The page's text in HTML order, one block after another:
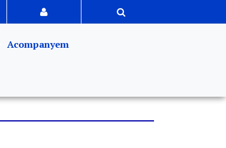
Acompanyem